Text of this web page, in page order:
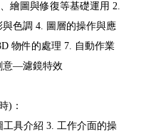
繪圖與修復等基礎運用 2.
色調 4. 圖層的操作與應
物件的處理 7. 自動作業
意—濾鏡特效
)：
具介紹 3. 工作介面的操